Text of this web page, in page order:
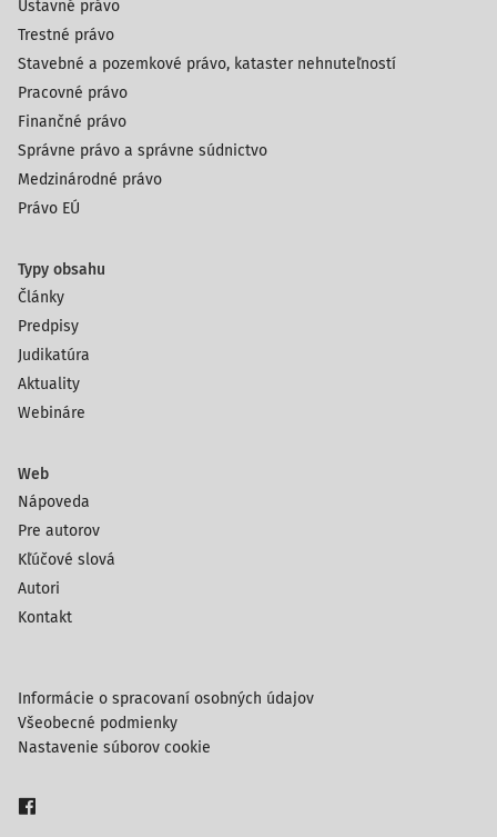
Ústavné právo
Trestné právo
Stavebné a pozemkové právo, kataster nehnuteľností
Pracovné právo
Finančné právo
Správne právo a správne súdnictvo
Medzinárodné právo
Právo EÚ
Typy obsahu
Články
Predpisy
Judikatúra
Aktuality
Webináre
Web
Nápoveda
Pre autorov
Kľúčové slová
Autori
Kontakt
Informácie o spracovaní osobných údajov
Všeobecné podmienky
Nastavenie súborov cookie